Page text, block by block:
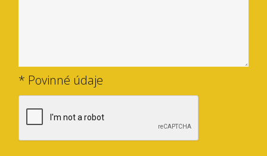
* Povinné údaje